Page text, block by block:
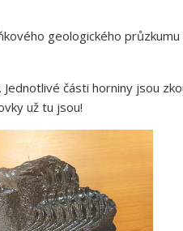
geologického
části horniny jsou
už tu jsou!